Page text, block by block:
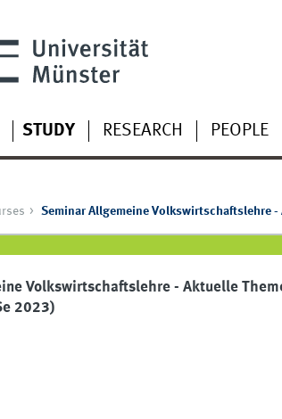
STUDY RESEARCH PEOPLE
Seminar Allgemeine Volkswirtschaftslehre
Volkswirtschaftslehre - Aktuelle
2023)